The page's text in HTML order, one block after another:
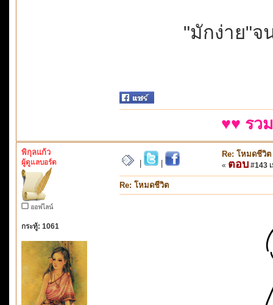
"มักง่าย"จ
♥♥ รว
พิกุลแก้ว
ผู้ดูแลบอร์ด
ออฟไลน์
กระทู้: 1061
Re: โหมดชีวิต
« ตอบ #143
Re: โหมดชีวิต